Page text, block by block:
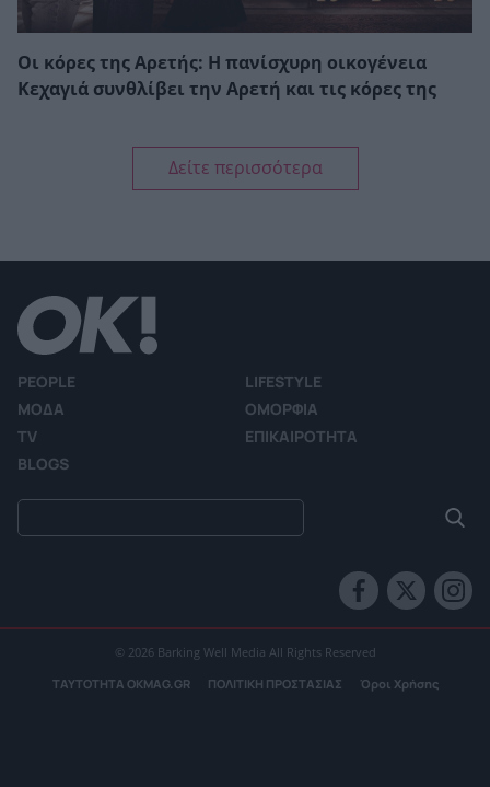
Οι κόρες της Αρετής: Η πανίσχυρη οικογένεια
Κεχαγιά συνθλίβει την Αρετή και τις κόρες της
Δείτε περισσότερα
PEOPLE
LIFESTYLE
ΜΟΔΑ
ΟΜΟΡΦΙΑ
TV
ΕΠΙΚΑΙΡΟΤΗΤΑ
BLOGS
© 2026 Barking Well Media All Rights Reserved
ΤΑΥΤΟΤΗΤΑ OKMAG.GR ΠΟΛΙΤΙΚΗ ΠΡΟΣΤΑΣΙΑΣ Όροι Χρήσης